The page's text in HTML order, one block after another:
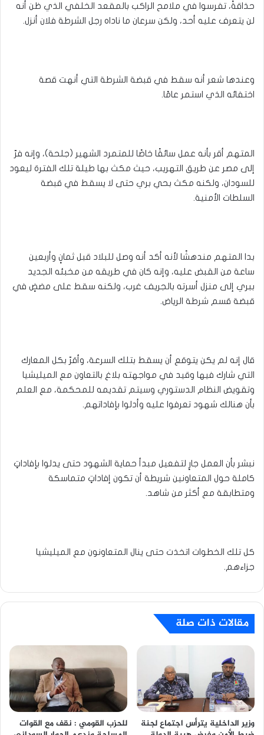
حذاقةً، تفرسوا في ملامح الراكب بالمقعد الخلفي الذي ظن أنه
لن يتعرف عليه أحد، ولكن سرعان ما ناداه رجل الشرطة فلان أنزل.
وعندها شعر أنه سقط في قبضة الشرطة التي أنهت قصة
اختفائه الذي استمر عامًا.
المتهم أقر بأنه عمل سائقًا خاصًا للمتمرد الشهير (جلحة)، وإنه فرّ
إلى مصر عن طريق التهريب، حيث مكث بها طيلة تلك الفترة ليعود
للسودان، ولكنه مكث بحي بري حتى لا يسقط في قبضة
السلطات الأمنية.
بدا المتهم مندهشًا لأنه أكد أنه وصل للبلاد قبل ثمانٍ وأربعين
ساعة من القبض عليه، وإنه كان في طريقه من مخبئه الجديد
ببري إلى منزل أسرته بالجريف غرب، ولكنه سقط على مضضٍ في
قبضة قسم شرطة الرياض.
قال إنه لم يكن يتوقع أن يسقط بتلك السرعة، وأقرّ بكل المعارك
التي شارك فيها وقيد في مواجهته بلاغ بالتعاون مع الميليشيا
وتقويض النظام الدستوري وسيتم تقديمه للمحكمة، مع العلم
بأن هنالك شهود تعرفوا عليه وأدلوا بإفاداتهم.
نبشر بأن العمل جارٍ لتفعيل مبدأ حماية الشهود حتى يدلوا بإفاداتٍ
كاملة حول المتعاونين شريطة أن تكون إفاداتٍ متماسكة
ومتطابقة مع أكثر من شاهد.
كل تلك الخطوات اتخذت حتى ينال المتعاونون مع الميليشيا
جزاءهم.
مقالات ذات صلة
وزير الداخلية يترأس اجتماع لجنة
للحزب القومي : نقف مع القوات